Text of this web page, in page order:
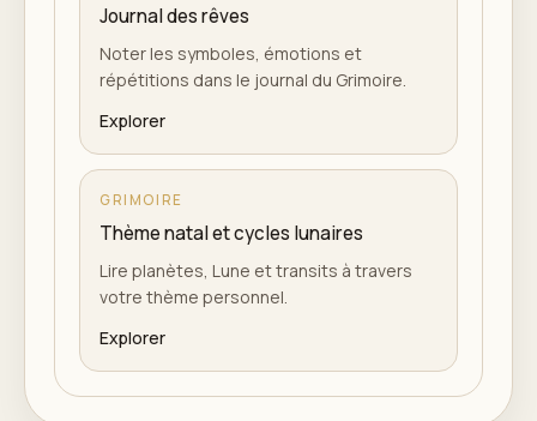
Journal des rêves
Noter les symboles, émotions et
répétitions dans le journal du Grimoire.
Explorer
GRIMOIRE
Thème natal et cycles lunaires
Lire planètes, Lune et transits à travers
votre thème personnel.
Explorer